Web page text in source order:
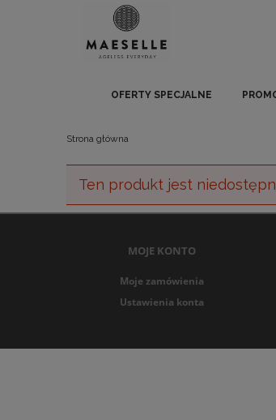
OFERTY SPECJALNE
Strona główna
Ten produkt jest
MOJE KONTO
Moje zamówienia
Ustawienia konta